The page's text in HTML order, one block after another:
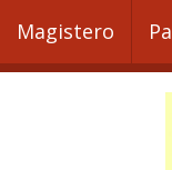
Magistero